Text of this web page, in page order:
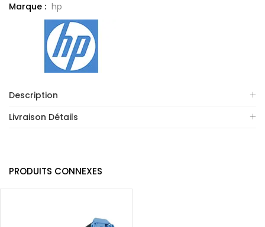
Marque : hp
Description
Livraison Détails
PRODUITS CONNEXES